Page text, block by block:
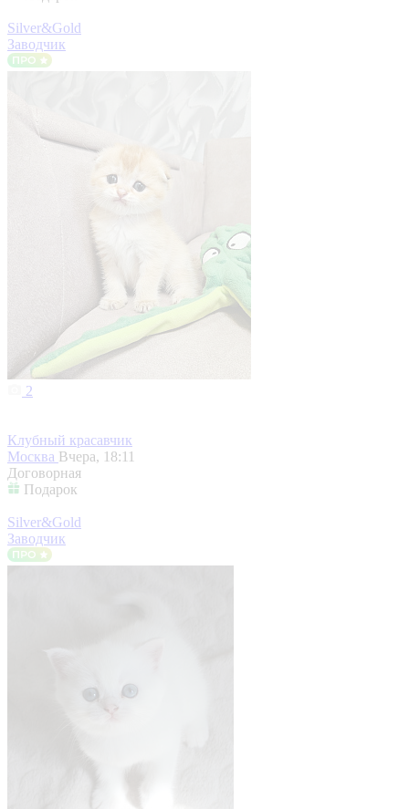
Silver&Gold
Заводчик
2
Клубный красавчик
Москва Вчера, 18:11
Договорная
Подарок
Silver&Gold
Заводчик